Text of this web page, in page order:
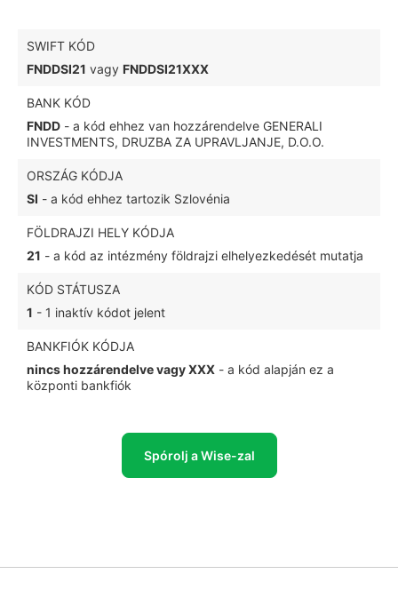
SWIFT KÓD
FNDDSI21 vagy FNDDSI21XXX
BANK KÓD
FNDD - a kód ehhez van hozzárendelve GENERALI
INVESTMENTS, DRUZBA ZA UPRAVLJANJE, D.O.O.
ORSZÁG KÓDJA
SI - a kód ehhez tartozik Szlovénia
FÖLDRAJZI HELY KÓDJA
21 - a kód az intézmény földrajzi elhelyezkedését mutatja
KÓD STÁTUSZA
1 - 1 inaktív kódot jelent
BANKFIÓK KÓDJA
nincs hozzárendelve vagy XXX - a kód alapján ez a
központi bankfiók
Spórolj a Wise-zal